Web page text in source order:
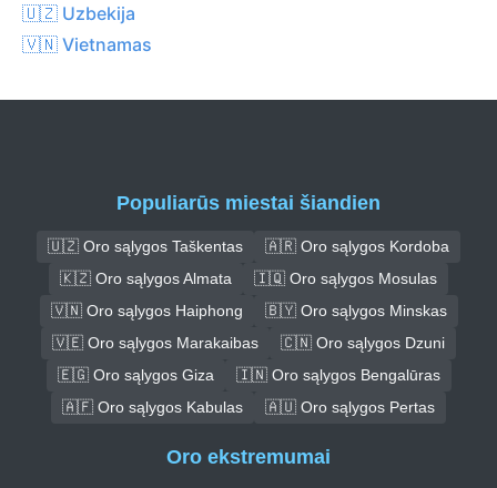
🇺🇿 Uzbekija
🇻🇳 Vietnamas
Populiarūs miestai šiandien
🇺🇿 Oro sąlygos Taškentas
🇦🇷 Oro sąlygos Kordoba
🇰🇿 Oro sąlygos Almata
🇮🇶 Oro sąlygos Mosulas
🇻🇳 Oro sąlygos Haiphong
🇧🇾 Oro sąlygos Minskas
🇻🇪 Oro sąlygos Marakaibas
🇨🇳 Oro sąlygos Dzuni
🇪🇬 Oro sąlygos Giza
🇮🇳 Oro sąlygos Bengalūras
🇦🇫 Oro sąlygos Kabulas
🇦🇺 Oro sąlygos Pertas
Oro ekstremumai